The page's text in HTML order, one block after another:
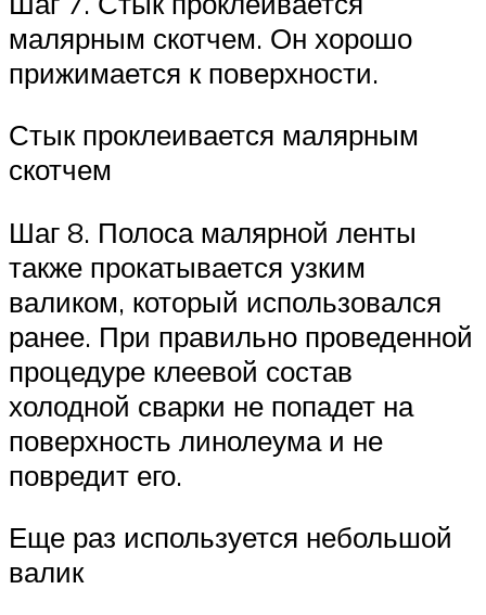
малярным скотчем. Он хорошо
прижимается к поверхности.
Стык проклеивается малярным
скотчем
Шаг 8. Полоса малярной ленты
также прокатывается узким
валиком, который использовался
ранее. При правильно проведенной
процедуре клеевой состав
холодной сварки не попадет на
поверхность линолеума и не
повредит его.
Еще раз используется небольшой
валик